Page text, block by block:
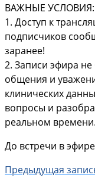
ВАЖНЫЕ УСЛОВИЯ:
1. Доступ к
подписчиков
заранее!
2. Записи эфира
общения и
клинических
вопросы и
реальном времени.
До встречи в
Предыдущая